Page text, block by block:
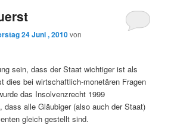
24 Juni , 2010von
sein, dass der Staat wichtiger ist als
dies bei wirtschaftlich-monetären Fragen
das Insolvenzrecht 1999
dass alle Gläubiger (also auch der Staat)
gleich gestellt sind.